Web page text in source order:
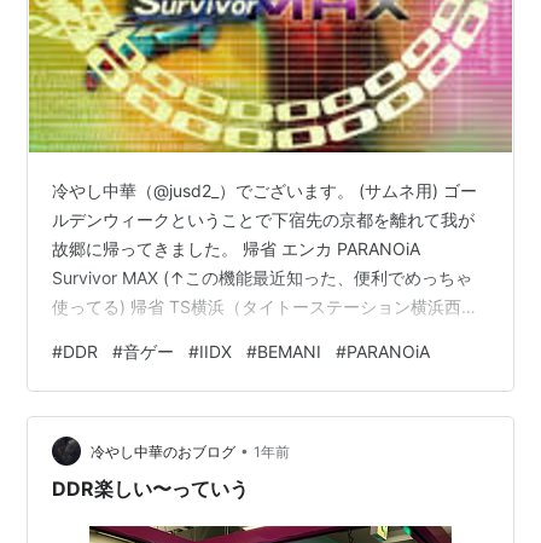
冷やし中華（@jusd2_）でございます。 (サムネ用) ゴー
ルデンウィークということで下宿先の京都を離れて我が
故郷に帰ってきました。 帰省 エンカ PARANOiA
Survivor MAX (↑この機能最近知った、便利でめっちゃ
使ってる) 帰省 TS横浜（タイトーステーション横浜西口
わ〜〜〜〜懐かし〜〜〜〜 とか思ってたらなんと
GITADORA Arena Model が入荷しているではありません
か‼️‼️‼️‼️‼️‼️‼️‼️‼️‼️‼️ （正直IIDXの新筐体が出た時も6台ある
弐寺のうち2台だけLMになって他は旧筐体のままだった
実績を持つゲ…
#DDR #音ゲー #IIDX #BEMANI #PARANOiA
冷やし中華のおブログ • 1年前
DDR楽しい〜っていう